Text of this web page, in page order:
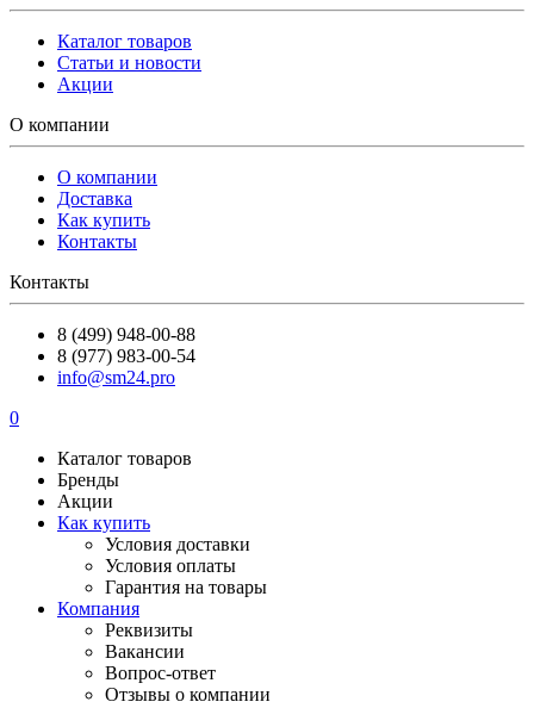
Каталог товаров
Статьи и новости
Акции
О компании
О компании
Доставка
Как купить
Контакты
Контакты
8 (499) 948-00-88
8 (977) 983-00-54
info@sm24.pro
0
Каталог товаров
Бренды
Акции
Как купить
Условия доставки
Условия оплаты
Гарантия на товары
Компания
Реквизиты
Вакансии
Вопрос-ответ
Отзывы о компании